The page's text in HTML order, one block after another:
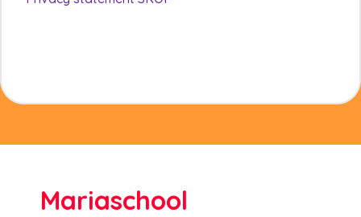
Mariaschool